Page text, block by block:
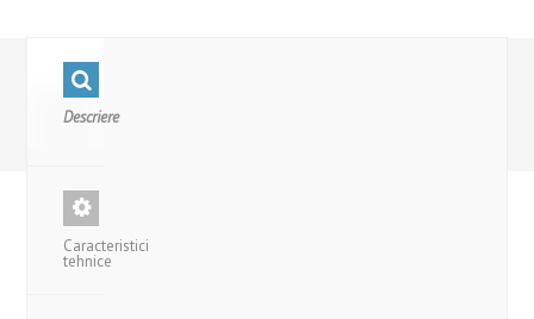
Descriere
Caracteristici
tehnice